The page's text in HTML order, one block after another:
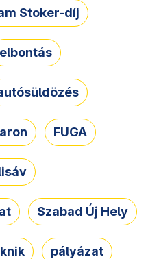
Stoker-díj
elbontás
FUGA
Szabad Új Hely
pályázat